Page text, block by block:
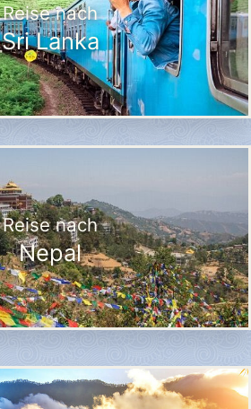
Reise nach
Sri Lanka
Reise nach
Nepal